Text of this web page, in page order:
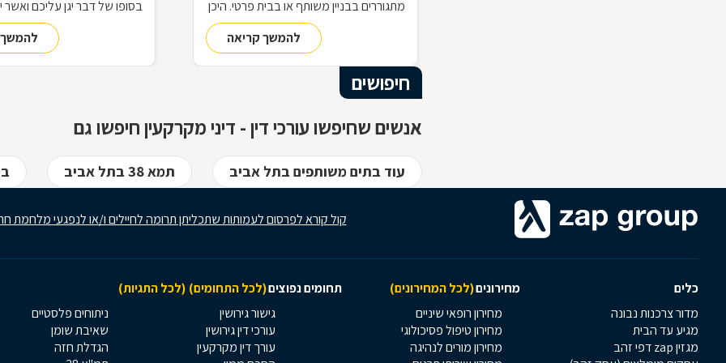
מתגוררים בבניין משותף או בבית פרטי. היכן
מסתיימות זכויותינו ביחס לשכנינו? מה אומר
החוק בקשר לחריגות בנייה? האם בניית
ממ"ד מחייבת את כל הדיירים וכו'. כדי לקבל
מקרקעין, ואשר נענו ע"י עו"ד אילן קרייטר
להמשך קריאה
בסופו של דבר יגן עליכם ואשר
הקבלן בביצוע העבודות
חיזוק המבנה, בהתאם
ואשר ישמור עליכם אם חלילה
חיפושים
אנשים שחיפשו עורכי דין - דיני מקרקעין חיפשו גם
עוד בתים משותפים בתל אביב תמא 38 בתל אביב
קול קורא לפרסום לעמותות שתכליתן תרומה לחיילים ו/או לנפגעי מלחמת
כלים מחירונים(לכל המחירונים) תחומים נפוצים(לכל התחומים) (לכל התגיות)
מדור צרכנות נבונה
מגיע עד הבית
מגזין zap דפי זהב
מחירון רופאי שיניים
מחירון טיפול פסיכולוגי
מחירון מורים לנהיגה
גישור גירושין
עורכי דין גירושין
עורך דין מקרקעין
ניתוחים פלסטיים
שאיבת שומן
הגדלת חזה